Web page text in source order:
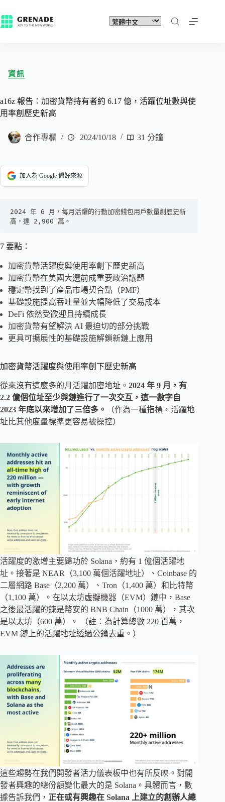
資訊
a16z 報告：加密貨幣持有者約 6.17 億，活躍位址數與使
用率創歷史新高
合作專欄 2024/10/18 31 分鐘
加入為 Google 偏好來源
2024 年 6 月，每月活躍的行動加密錢包用戶數量創歷史新
高，達 2,900 萬。
7 要點：
加密貨幣活躍度與使用率創下歷史新高
加密貨幣在美國大選前成重要政治議題
穩定幣找到了產品市場契合點（PMF）
基礎設施提高吞吐量並大幅降低了交易成本
DeFi 依然受歡迎且持續成長
加密貨幣有望解決 AI 最迫切的部分挑戰
更具可擴展性的基礎設施解鎖新鏈上應用
加密貨幣活躍度與使用率創下歷史新高
從來沒有這麼多的月活躍加密地址。 2024 年 9 月，有
2.2 億個位址至少與鏈進行了一次交互，這一數字自
2023 年底以來增加了三倍多。
（作為一種指標，活躍地
址比其他度量標準更容易被操控）
活躍度的激增主要歸功於 Solana，約有 1 億個活躍地
址。接著是 NEAR（3,100 萬個活躍地址）、Coinbase 的
二層網路 Base（2,200 萬）、Tron（1,400 萬）和比特幣
（1,100 萬）。在以太坊虛擬機器（EVM）鏈中，Base
之後最活躍的鍊是幣安的 BNB Chain（1000 萬），其次
是以太坊（600 萬）。 （註：為計算總數 220 百萬，
EVM 鏈上的活躍地址透過公鑰去重。）
這些趨勢在我們開發者活力儀表板中也有所反映。對開
發者興趣的總份額變化最大的是 Solana。具體而言，數
據告訴我們， 正在或有興趣在 Solana 上建立的創辦人總